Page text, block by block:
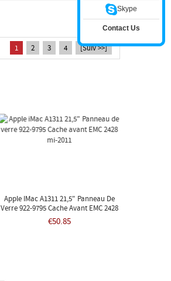
1 2 3 4 [Suiv >>]
Apple IMac A1311 21,5" Panneau De
Verre 922-9795 Cache Avant EMC 2428
Mi-2011
€50.85
Skype
Contact Us